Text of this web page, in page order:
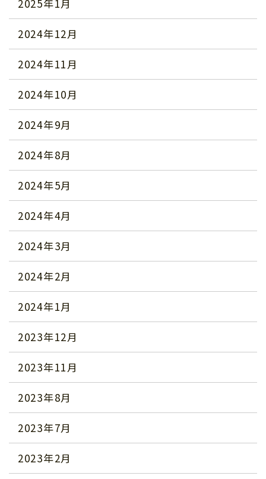
2025年1月
2024年12月
2024年11月
2024年10月
2024年9月
2024年8月
2024年5月
2024年4月
2024年3月
2024年2月
2024年1月
2023年12月
2023年11月
2023年8月
2023年7月
2023年2月